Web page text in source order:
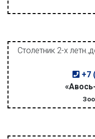
Столетник 2-х
+7